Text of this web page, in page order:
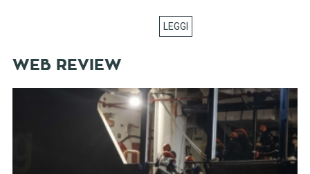
WEB REVIEW